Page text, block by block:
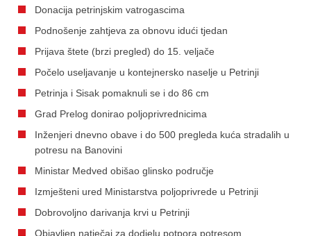
Donacija petrinjskim vatrogascima
Podnošenje zahtjeva za obnovu idući tjedan
Prijava štete (brzi pregled) do 15. veljače
Počelo useljavanje u kontejnersko naselje u Petrinji
Petrinja i Sisak pomaknuli se i do 86 cm
Grad Prelog donirao poljoprivrednicima
Inženjeri dnevno obave i do 500 pregleda kuća stradalih u
potresu na Banovini
Ministar Medved obišao glinsko područje
Izmješteni ured Ministarstva poljoprivrede u Petrinji
Dobrovoljno darivanja krvi u Petrinji
Objavljen natječaj za dodjelu potpora potresom